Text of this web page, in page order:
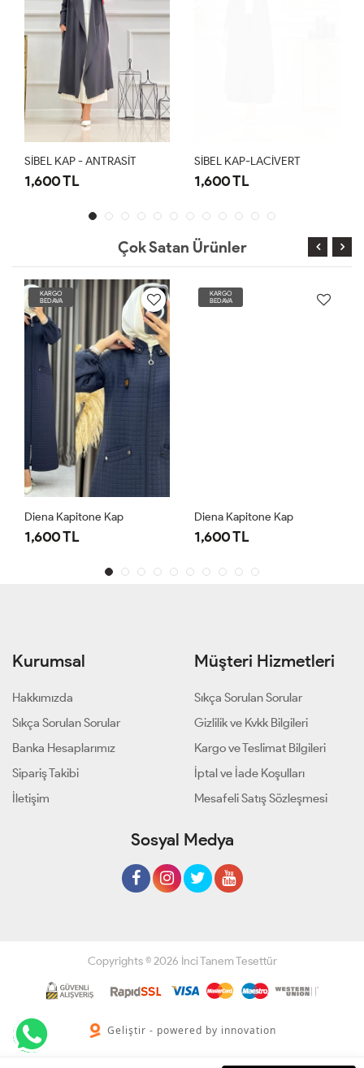
SİBEL KAP - ANTRASİT
1,600 TL
SİBEL KAP-LACİVERT
1,600 TL
Çok Satan Ürünler
KARGO
BEDAVA
Diena Kapitone Kap
1,600 TL
KARGO
BEDAVA
Diena Kapitone Kap
1,600 TL
Kurumsal
Hakkımızda
Sıkça Sorulan Sorular
Banka Hesaplarımız
Sipariş Takibi
İletişim
Müşteri Hizmetleri
Sıkça Sorulan Sorular
Gizlilik ve Kvkk Bilgileri
Kargo ve Teslimat Bilgileri
İptal ve İade Koşulları
Mesafeli Satış Sözleşmesi
Sosyal Medya
Copyrights © 2026 İnci Tanem Tesettür
Geliştir - powered by innovation